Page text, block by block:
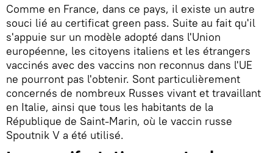
Comme en France, dans ce pays, il existe un autre
souci lié au certificat green pass. Suite au fait qu'il
s'appuie sur un modèle adopté dans l'Union
européenne, les citoyens italiens et les étrangers
vaccinés avec des vaccins non reconnus dans l'UE
ne pourront pas l'obtenir. Sont particulièrement
concernés de nombreux Russes vivant et travaillant
en Italie, ainsi que tous les habitants de la
République de Saint-Marin, où le vaccin russe
Spoutnik V a été utilisé.